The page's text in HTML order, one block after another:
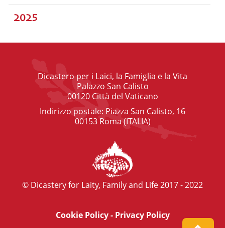
2025
Dicastero per i Laici, la Famiglia e la Vita
Palazzo San Calisto
00120 Città del Vaticano
Indirizzo postale: Piazza San Calisto, 16
00153 Roma (ITALIA)
© Dicastery for Laity, Family and Life 2017 - 2022
Cookie Policy- Privacy Policy